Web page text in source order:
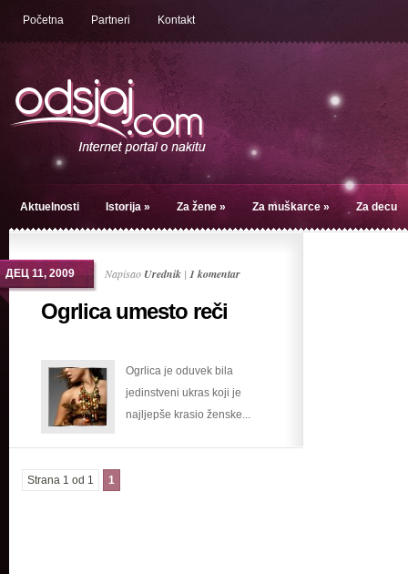
Početna Partneri Kontakt
Aktuelnosti Istorija » Za žene » Za muškarce » Za decu
ДЕЦ 11, 2009 Napisao Urednik | 1 komentar
Ogrlica umesto reči
Ogrlica je oduvek bila
jedinstveni ukras koji je
najljepše krasio ženske...
Strana 1 od 1 1